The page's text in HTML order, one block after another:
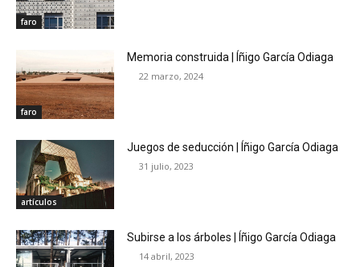
faro
faro
Memoria construida | Íñigo García Odiaga
22 marzo, 2024
artículos
Juegos de seducción | Íñigo García Odiaga
31 julio, 2023
Subirse a los árboles | Íñigo García Odiaga
14 abril, 2023